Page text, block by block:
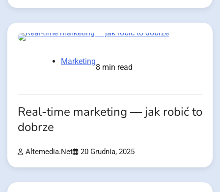
Marketing
8 min read
Real-time marketing — jak robić to
dobrze
Altemedia.net 20 Grudnia, 2025